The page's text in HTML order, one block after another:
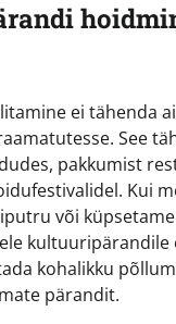
ei tähenda
See
pakkumist
Kui
või
kultuuripärandile
kohalikku
pärandit.